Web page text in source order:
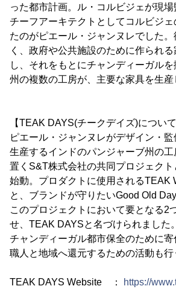
った都市計画。ル・コルビジェが現場
チーフアーキテクトとしてコルビジ
たのがピエール・ジャンヌレでした
く、政府や公共施設のために作られ
し、それをもとにチャンディーガル
州の複数の工房が、主要な家具を生産
【TEAK DAYS(チークデイズ)について
ピエール・ジャンヌレがデザイン・
生産するインドのパンジャーブ州の
置くS&T株式会社の共同プロジェク
始動。プロダクトに使用されるTEAK
と、ブランドが守りたいGood Old
このプロジェクトにおいて要となる2
せ、TEAK DAYSと名づけられました
チャンディーガル都市保全のために
職人と地域へ還元するための活動も行
TEAK DAYS Website ：
https://